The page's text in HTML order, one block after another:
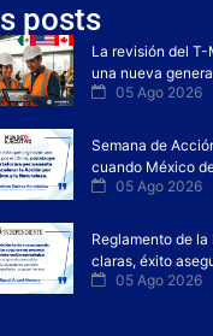
posts
La revisión del T-
una nueva
05 Ago 2026
Semana de
cuando México
05 Ago 2026
Reglamento de
claras, éxito
05 Ago 2026